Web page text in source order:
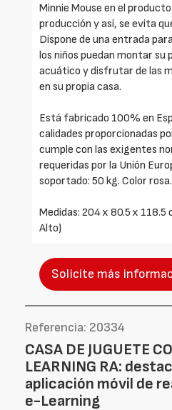
Minnie Mouse en el
producción y así, se evita
Dispone de una entrada
los niños puedan montar su
acuático y disfrutar de las
en su propia casa.
Está fabricado 100% en
calidades proporcionadas
cumple con las exigentes
requeridas por la Unión
soportado: 50 kg. Color rosa.
Medidas: 204 x 80.5 x 118.5
Alto)
Solicite más
Referencia: 20334
CASA DE JUGUETE
LEARNING RA:
aplicación móvil de
e-Learning